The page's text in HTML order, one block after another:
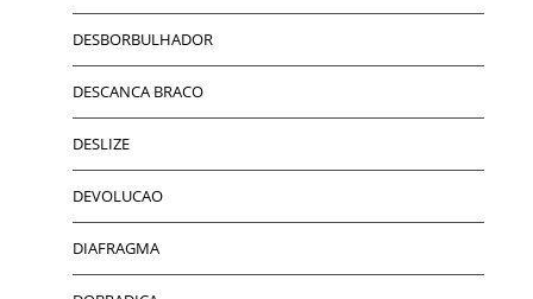
DESBORBULHADOR
DESCANCA BRACO
DESLIZE
DEVOLUCAO
DIAFRAGMA